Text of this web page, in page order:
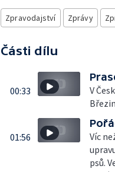
Zpravodajství Zprávy
Části dílu
00:33
V
01:56
Víc
psů.